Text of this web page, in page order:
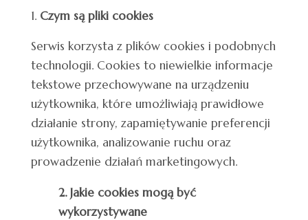
Czym są pliki cookies
Serwis korzysta z plików cookies i podobnych
technologii. Cookies to niewielkie informacje
tekstowe przechowywane na urządzeniu
użytkownika, które umożliwiają prawidłowe
działanie strony, zapamiętywanie preferencji
użytkownika, analizowanie ruchu oraz
prowadzenie działań marketingowych.
2. Jakie cookies mogą być
wykorzystywane